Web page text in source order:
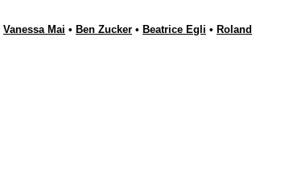
Vanessa Mai • Ben Zucker • Beatrice Egli • Roland